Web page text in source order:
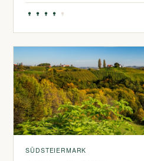
SÜDSTEIERMARK